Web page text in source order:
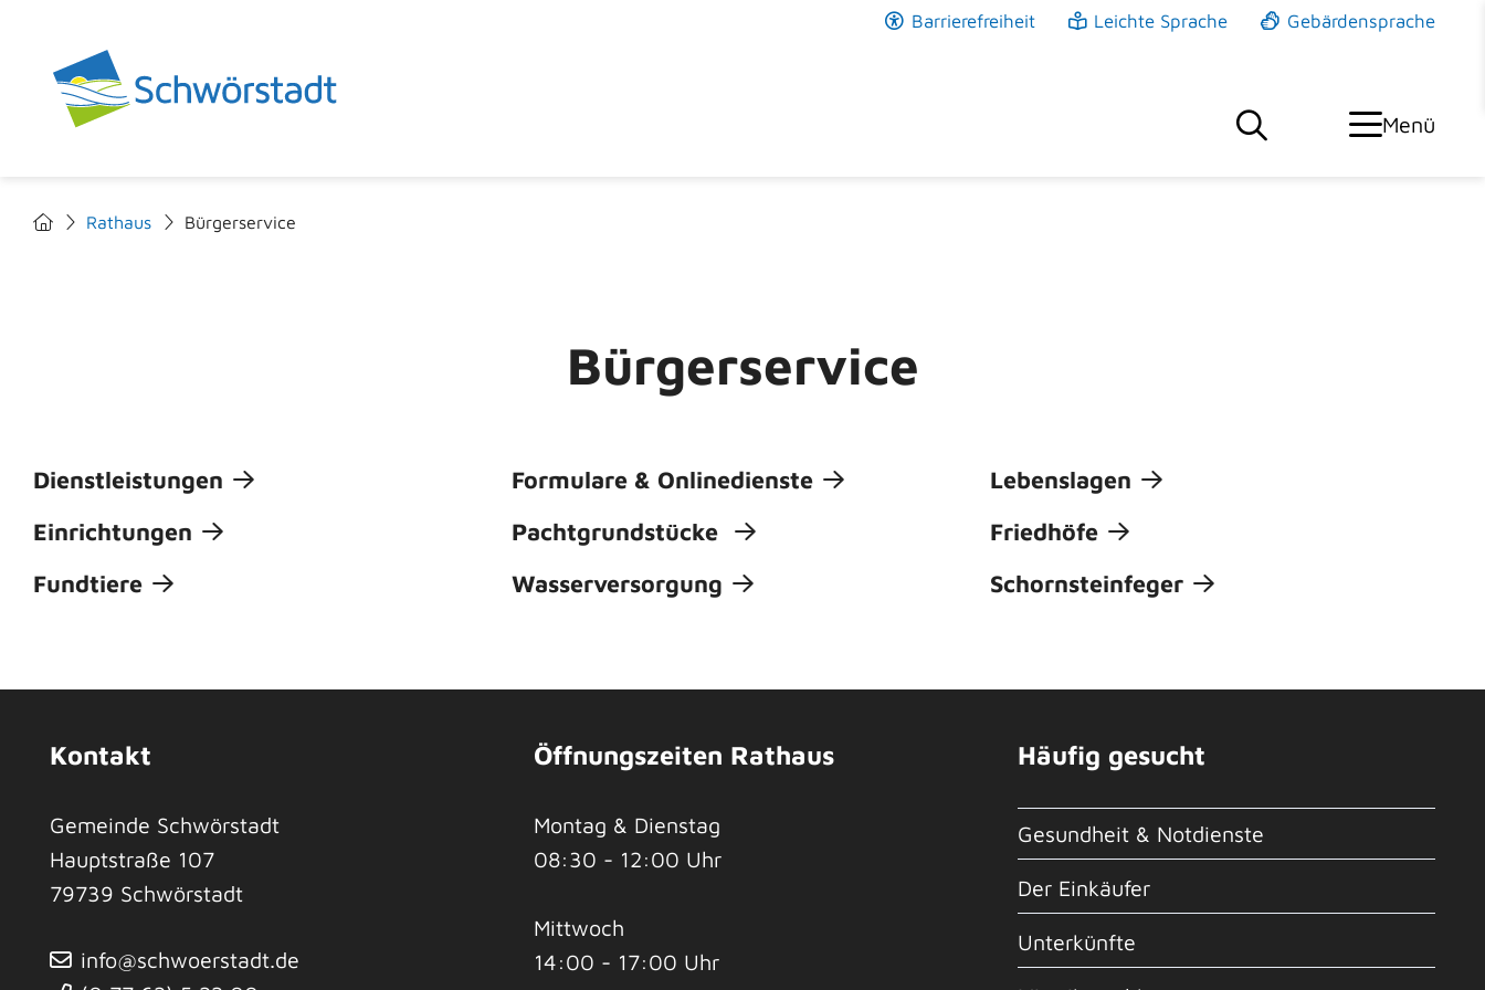
Barrierefreiheit Leichte Sprache Gebärdensprache
Menü
Rathaus Bürgerservice
Bürgerservice
Dienstleistungen Formulare & Onlinedienste
Lebenslagen
Einrichtungen
Pachtgrundstücke
Friedhöfe
Fundtiere
Wasserversorgung Schornsteinfeger
Kontakt
Gemeinde Schwörstadt
Hauptstraße 107
79739 Schwörstadt
info@schwoerstadt.de
Öffnungszeiten Rathaus
Montag & Dienstag
08:30 - 12:00 Uhr
Mittwoch
14:00 - 17:00 Uhr
Häufig gesucht
Gesundheit & Notdienste
Der Einkäufer
Unterkünfte